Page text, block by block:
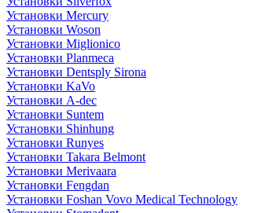
Установки Mercury
Установки Woson
Установки Miglionico
Установки Planmeca
Установки Dentsply Sirona
Установки KaVo
Установки A-dec
Установки Suntem
Установки Shinhung
Установки Runyes
Установки Takara Belmont
Установки Merivaara
Установки Fengdan
Установки Foshan Vovo Medical Technology